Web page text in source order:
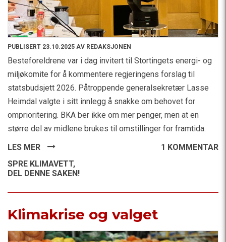
PUBLISERT 23.10.2025 AV REDAKSJONEN
Besteforeldrene var i dag invitert til Stortingets energi- og
miljøkomite for å kommentere regjeringens forslag til
statsbudsjett 2026. Påtroppende generalsekretær Lasse
Heimdal valgte i sitt innlegg å snakke om behovet for
omprioritering. BKA ber ikke om mer penger, men at en
større del av midlene brukes til omstillinger for framtida.
LES MER
1 KOMMENTAR
SPRE KLIMAVETT,
DEL DENNE SAKEN!
Klimakrise og valget